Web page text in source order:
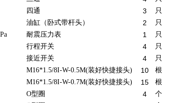
四通 3
只
油缸（卧式带杆头） 2
只
耐震压力表 1
只
行程开关 4
只
接近开关 4
只
M16*1.5/8I-W-0.5M(装好快捷接头) 10
根
M16*1.5/8I-W-0.7M(装好快捷接头) 15
根
O型圈 4
个